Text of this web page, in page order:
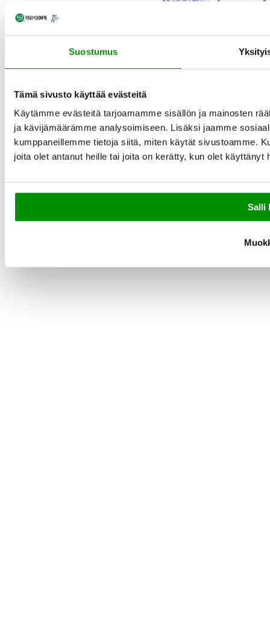
Suostumus
Tämä sivusto käyttää evästeitä
Käytämme evästeitä tarjoamamme sisällön ja mainosten
ja kävijämäärämme analysoimiseen. Lisäksi jaamme
kumppaneillemme tietoja siitä, miten käytät sivustoamme.
joita olet antanut heille tai joita on kerätty, kun olet käyttänyt
Salli